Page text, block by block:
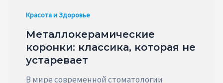
Красота и Здоровье
Металлокерамические
коронки: классика, которая не
устаревает
В мире современной стоматологии